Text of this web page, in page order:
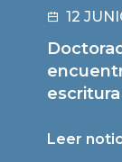
12
Leer